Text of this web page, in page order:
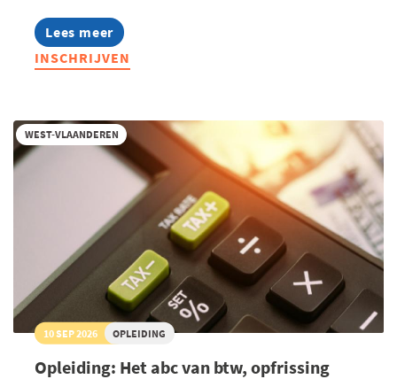
Lees meer
about
Voka
One:
solo-
ondernemer
INSCHRIJVEN
WEST-VLAANDEREN
10 SEP 2026 OPLEIDING
Opleiding: Het abc van btw, opfrissing